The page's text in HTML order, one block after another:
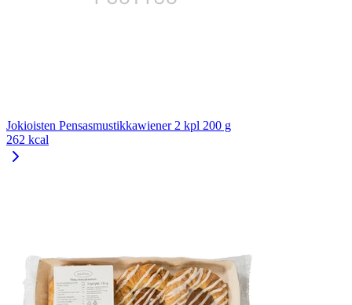
Jokioisten Pensasmustikkawiener 2 kpl 200 g
262 kcal